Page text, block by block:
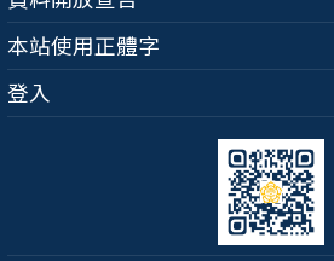
本站使用正體字
登入